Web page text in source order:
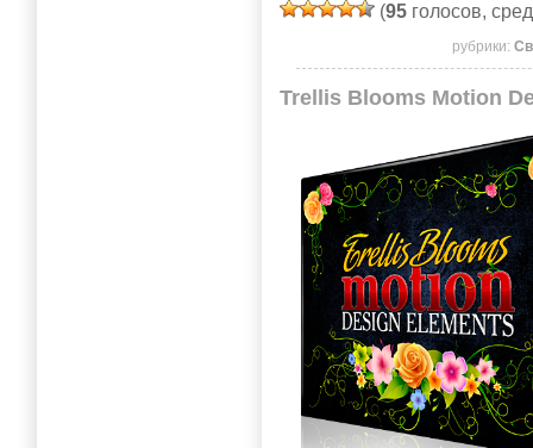
(95 голосов,
рубрики:
Trellis Blooms Motion